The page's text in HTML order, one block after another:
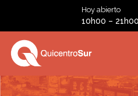
Hoy abierto
10h00 – 21h00